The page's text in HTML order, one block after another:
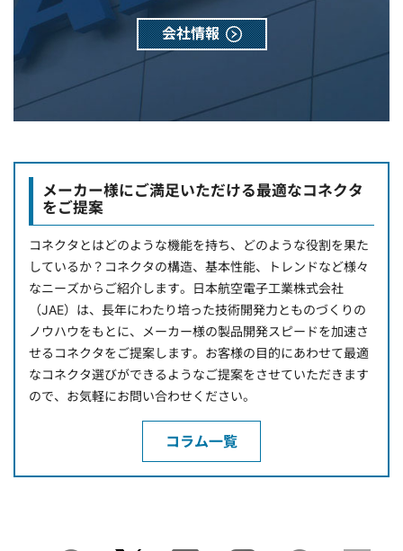
会社情報
メーカー様にご満足いただける最適なコネクタ
をご提案
コネクタとはどのような機能を持ち、どのような役割を果た
しているか？コネクタの構造、基本性能、トレンドなど様々
なニーズからご紹介します。日本航空電子工業株式会社
（JAE）は、長年にわたり培った技術開発力とものづくりの
ノウハウをもとに、メーカー様の製品開発スピードを加速さ
せるコネクタをご提案します。お客様の目的にあわせて最適
なコネクタ選びができるようなご提案をさせていただきます
ので、お気軽にお問い合わせください。
コラム一覧